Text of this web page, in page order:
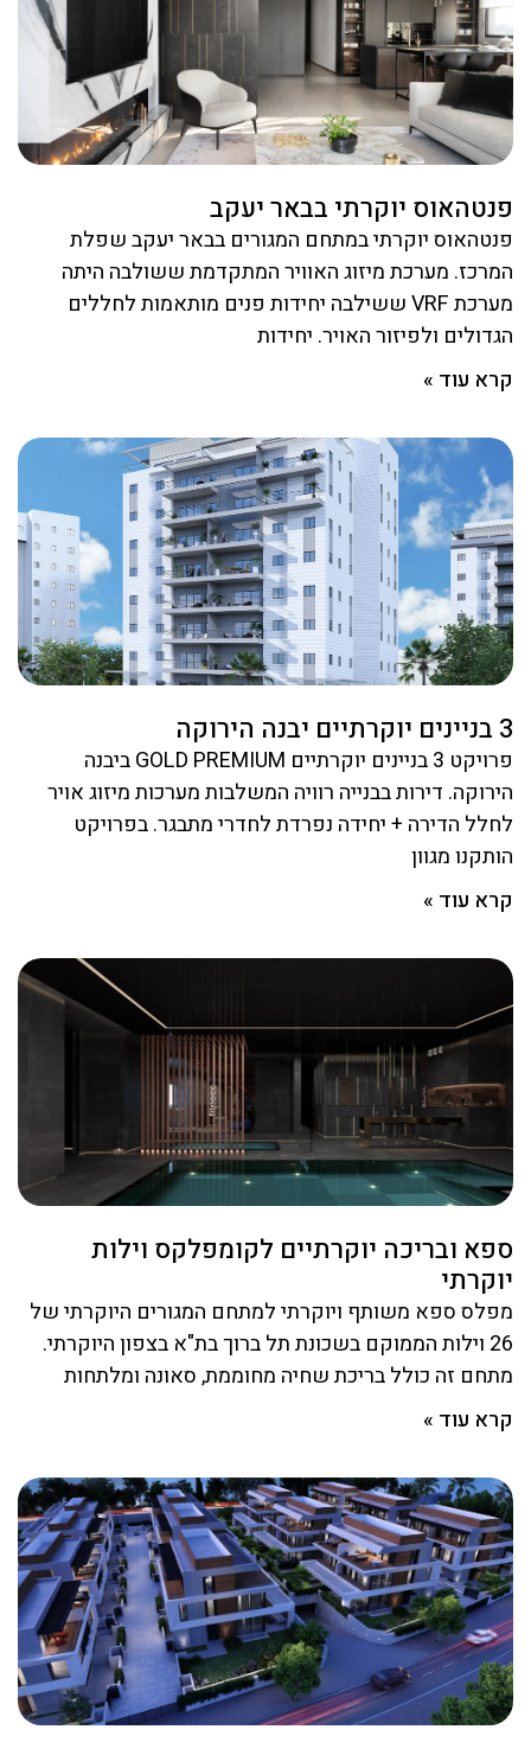
פנטהאוס יוקרתי בבאר יעקב
פנטהאוס יוקרתי במתחם המגורים בבאר יעקב שפלת
המרכז. מערכת מיזוג האוויר המתקדמת ששולבה היתה
מערכת VRF ששילבה יחידות פנים מותאמות לחללים
הגדולים ולפיזור האויר. יחידות
קרא עוד »
3 בניינים יוקרתיים יבנה הירוקה
פרויקט 3 בניינים יוקרתיים GOLD PREMIUM ביבנה
הירוקה. דירות בבנייה רוויה המשלבות מערכות מיזוג אויר
לחלל הדירה + יחידה נפרדת לחדרי מתבגר. בפרויקט
הותקנו מגוון
קרא עוד »
ספא ובריכה יוקרתיים לקומפלקס וילות
יוקרתי
מפלס ספא משותף ויוקרתי למתחם המגורים היוקרתי של
26 וילות הממוקם בשכונת תל ברוך בת"א בצפון היוקרתי.
מתחם זה כולל בריכת שחיה מחוממת, סאונה ומלתחות
קרא עוד »